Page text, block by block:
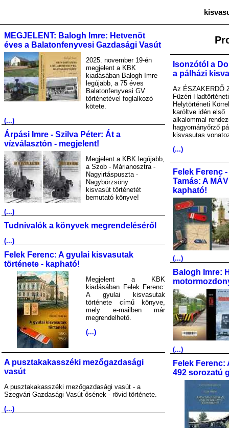
MEGJELENT: Balogh Imre: Hetvenöt
éves a Balatonfenyvesi Gazdasági Vasút
2025. november 19-én
megjelent a KBK
kiadásában Balogh Imre
legújabb, a 75 éves
Balatonfenyvesi GV
történetével foglalkozó
kötete.
(...)
Árpási Imre - Szilva Péter: Át a
vízválasztón - megjelent!
Megjelent a KBK legújabb,
a Szob - Márianosztra -
Nagyirtáspuszta -
Nagybörzsöny
kisvasút történetét
bemutató könyve!
(...)
Tudnivalók a könyvek megrendeléséről
(...)
Felek Ferenc: A gyulai kisvasutak
története - kapható!
Megjelent a KBK
kiadásában Felek Ferenc:
A gyulai kisvasutak
története című könyve,
mely e-mailben már
megrendelhető.
(...)
A pusztakakasszéki mezőgazdasági
vasút
A pusztakakasszéki mezőgazdasági vasút - a
Szegvári Gazdasági Vasút ősének - rövid története.
(...)
Isonzótól a
a pálházi
Az ÉSZAKERDŐ
Füzéri
Helytörténeti Körrel
karöltve idén első
alkalommal
hagyományőrző
kisvasutas
(...)
Felek Ferenc
Tamás: A
kapható!
(...)
Balogh Imre:
(...)
Felek Ferenc:
492 sorozatú